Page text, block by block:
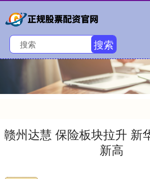
搜索
赣州达慧 保险板块拉升 新
新高